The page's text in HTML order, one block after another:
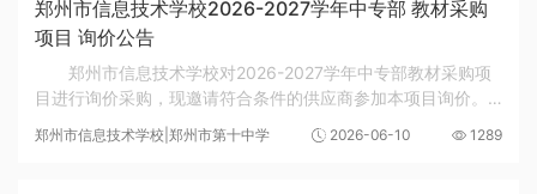
郑州市信息技术学校2026-2027学年中专部 教材采购
项目 询价公告
郑州市信息技术学校对2026-2027学年中专部教材采购项
目进行询价采购，现邀请符合条件的供应商参加本项目询价。
一、 项目内容2026-2027学年中专部教材采购二、 采购需求
25级教材约438套和26级教材约450套，本学年教材...
郑州市信息技术学校|郑州市第十中学 2026-06-10 1289